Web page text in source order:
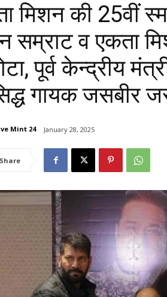
मिशन की 25वीं
सम्राट व एकता
पूर्व केन्द्रीय
गायक जसबीर
Mint 24 January 28, 2025
Share